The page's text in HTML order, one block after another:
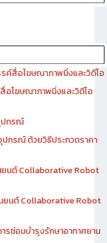
ฤตการณ์ภูมิภาค
สื่อโฆษณาภาพนิ่งและวิดีโอ
อโฆษณาภาพนิ่งและวิดีโอ
ปกรณ์
รณ์ ด้วยวิธีประกวดราคา
นต์ Collaborative Robot